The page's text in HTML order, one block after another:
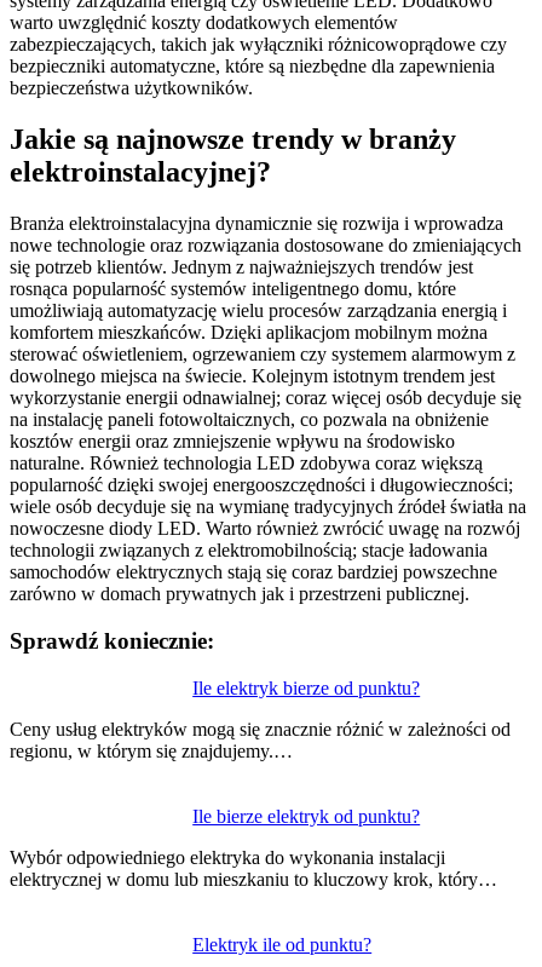
warto uwzględnić koszty dodatkowych elementów
zabezpieczających, takich jak wyłączniki różnicowoprądowe czy
bezpieczniki automatyczne, które są niezbędne dla zapewnienia
bezpieczeństwa użytkowników.
Jakie są najnowsze trendy w branży
elektroinstalacyjnej?
Branża elektroinstalacyjna dynamicznie się rozwija i wprowadza
nowe technologie oraz rozwiązania dostosowane do zmieniających
się potrzeb klientów. Jednym z najważniejszych trendów jest
rosnąca popularność systemów inteligentnego domu, które
umożliwiają automatyzację wielu procesów zarządzania energią i
komfortem mieszkańców. Dzięki aplikacjom mobilnym można
sterować oświetleniem, ogrzewaniem czy systemem alarmowym z
dowolnego miejsca na świecie. Kolejnym istotnym trendem jest
wykorzystanie energii odnawialnej; coraz więcej osób decyduje się
na instalację paneli fotowoltaicznych, co pozwala na obniżenie
kosztów energii oraz zmniejszenie wpływu na środowisko
naturalne. Również technologia LED zdobywa coraz większą
popularność dzięki swojej energooszczędności i długowieczności;
wiele osób decyduje się na wymianę tradycyjnych źródeł światła na
nowoczesne diody LED. Warto również zwrócić uwagę na rozwój
technologii związanych z elektromobilnością; stacje ładowania
samochodów elektrycznych stają się coraz bardziej powszechne
zarówno w domach prywatnych jak i przestrzeni publicznej.
Sprawdź koniecznie:
Ile elektryk bierze od punktu?
Ceny usług elektryków mogą się znacznie różnić w zależności od
regionu, w którym się znajdujemy.…
Ile bierze elektryk od punktu?
Wybór odpowiedniego elektryka do wykonania instalacji
elektrycznej w domu lub mieszkaniu to kluczowy krok, który…
Elektryk ile od punktu?
wpisu